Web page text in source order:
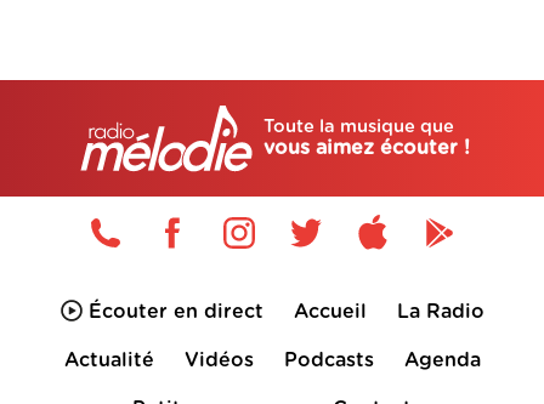
Toute la musique que
vous aimez écouter !
Écouter en direct Accueil La Radio
Actualité Vidéos Podcasts Agenda